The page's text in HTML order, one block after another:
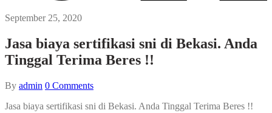
September 25, 2020
Jasa biaya sertifikasi sni di Bekasi. Anda
Tinggal Terima Beres !!
By admin 0 Comments
Jasa biaya sertifikasi sni di Bekasi. Anda Tinggal Terima Beres !!